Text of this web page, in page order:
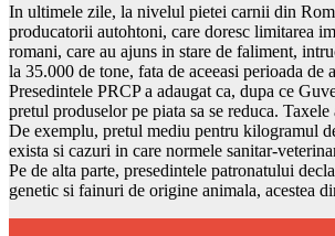
In ultimele zile, la nivelul pietei carnii din
producatorii autohtoni, care doresc limitarea
romani, care au ajuns in stare de faliment,
la 35.000 de tone, fata de aceeasi perioada
Presedintele PRCP a adaugat ca, dupa ce
pretul produselor pe piata sa se reduca.
De exemplu, pretul mediu pentru kilogramul
exista si cazuri in care normele sanitar-
Pe de alta parte, presedintele patronatului
genetic si fainuri de origine animala, acestea